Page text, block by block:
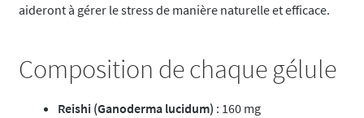
aideront à gérer le stress de manière naturelle et efficace.
Composition de chaque gélule
Reishi (Ganoderma lucidum) : 160 mg